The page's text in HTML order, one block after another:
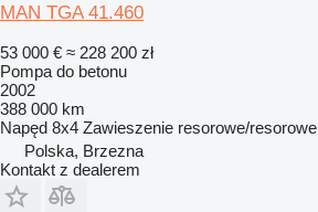
MAN TGA 41.460
53 000 € ≈ 228 200 zł
Pompa do betonu
2002
388 000 km
Napęd 8x4 Zawieszenie resorowe/resorowe
Polska, Brzezna
Kontakt z dealerem